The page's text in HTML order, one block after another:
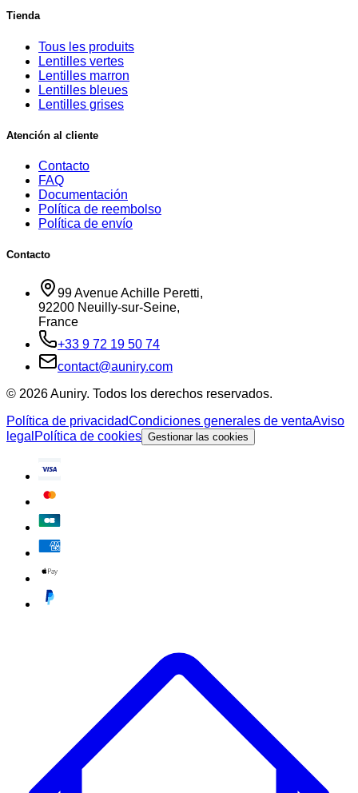
Tienda
Tous les produits
Lentilles vertes
Lentilles marron
Lentilles bleues
Lentilles grises
Atención al cliente
Contacto
FAQ
Documentación
Política de reembolso
Política de envío
Contacto
99 Avenue Achille Peretti,
92200 Neuilly-sur-Seine,
France
+33 9 72 19 50 74
contact@auniry.com
© 2026 Auniry. Todos los derechos reservados.
Política de privacidadCondiciones generales de ventaAviso
legal Política de cookies Gestionar las cookies